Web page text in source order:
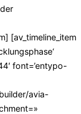
[av_timeline_item
font=’entypo-
avia-